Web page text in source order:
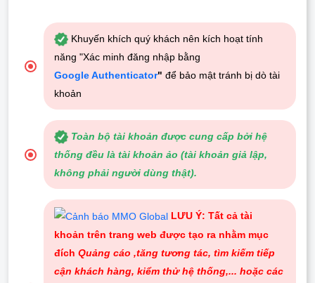
Khuyến khích quý khách nên kích hoạt tính
năng "Xác minh đăng nhập bằng
Google Authenticator" để bảo mật tránh bị dò tài
khoản
Toàn bộ tài khoản được cung cấp bởi hệ
thống đều là tài khoản ảo (tài khoản giả lập,
không phải người dùng thật).
LƯU Ý: Tất cả tài
khoản trên trang web được tạo ra nhằm mục
đích Quảng cáo ,tăng tương tác, tìm kiếm tiếp
cận khách hàng, kiểm thử hệ thống,... hoặc các